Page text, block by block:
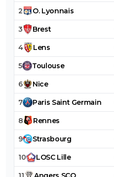
2 O. Lyonnais
3 Brest
4 Lens
5 Toulouse
6 Nice
7 Paris Saint Germain
8 Rennes
9 Strasbourg
10 LOSC Lille